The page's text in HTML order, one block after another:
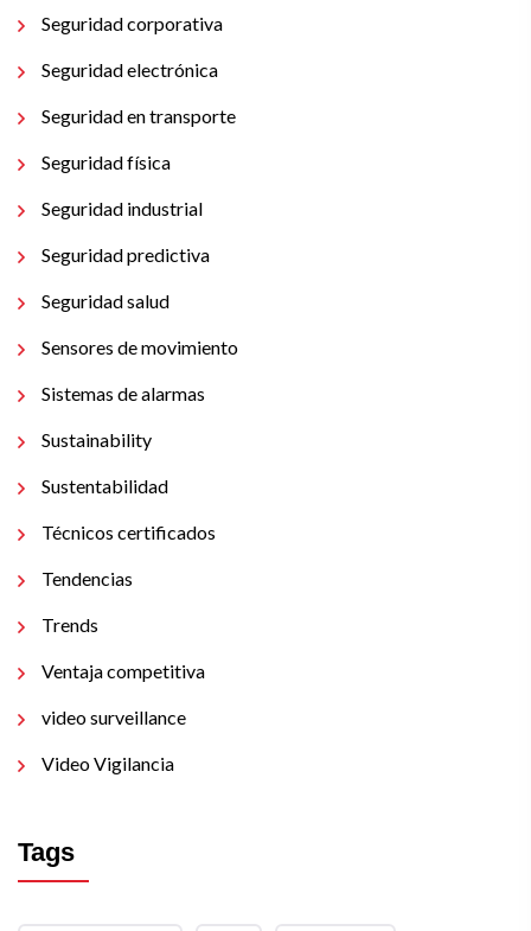
Seguridad corporativa
Seguridad electrónica
Seguridad en transporte
Seguridad física
Seguridad industrial
Seguridad predictiva
Seguridad salud
Sensores de movimiento
Sistemas de alarmas
Sustainability
Sustentabilidad
Técnicos certificados
Tendencias
Trends
Ventaja competitiva
video surveillance
Video Vigilancia
Tags